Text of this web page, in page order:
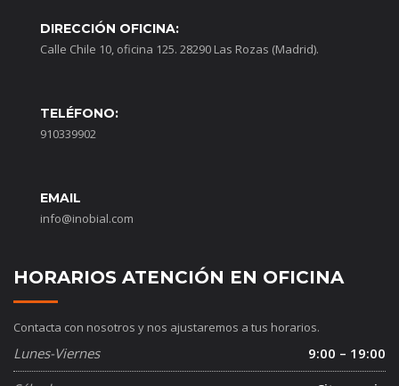
DIRECCIÓN OFICINA:
Calle Chile 10, oficina 125. 28290 Las Rozas (Madrid).
TELÉFONO:
910339902
EMAIL
info@inobial.com
HORARIOS ATENCIÓN EN OFICINA
Contacta con nosotros y nos ajustaremos a tus horarios.
Lunes-Viernes
9:00 – 19:00